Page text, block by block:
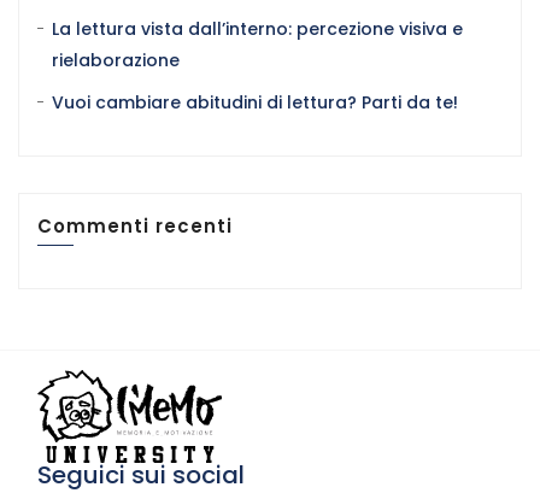
La lettura vista dall’interno: percezione visiva e
rielaborazione
Vuoi cambiare abitudini di lettura? Parti da te!
Commenti recenti
Seguici sui social